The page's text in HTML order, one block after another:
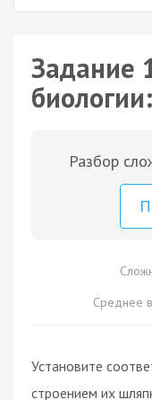
Задание
Разбор
Среднее
Установите
строением их